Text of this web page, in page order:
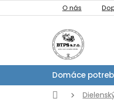
na
O nás
Domáce
Domov